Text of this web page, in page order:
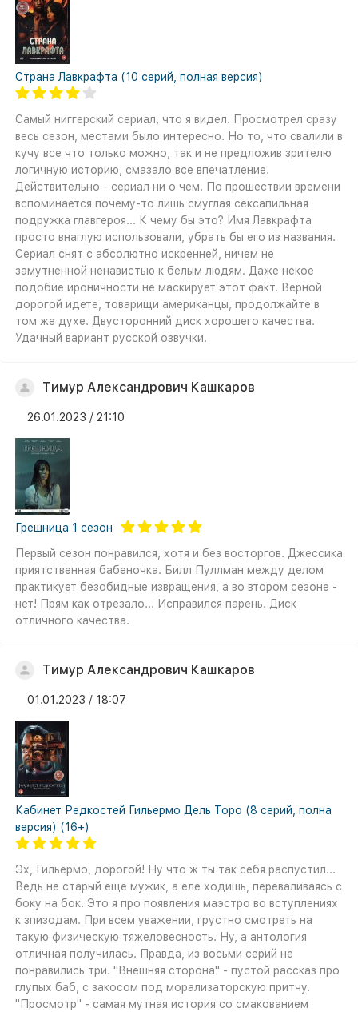
Страна Лавкрафта (10 серий, полная версия)
Самый ниггерский сериал, что я видел. Просмотрел сразу
весь сезон, местами было интересно. Но то, что свалили в
кучу все что только можно, так и не предложив зрителю
логичную историю, смазало все впечатление.
Действительно - сериал ни о чем. По прошествии времени
вспоминается почему-то лишь смуглая сексапильная
подружка главгероя... К чему бы это? Имя Лавкрафта
просто внаглую использовали, убрать бы его из названия.
Сериал снят с абсолютно искренней, ничем не
замутненной ненавистью к белым людям. Даже некое
подобие ироничности не маскирует этот факт. Верной
дорогой идете, товарищи американцы, продолжайте в
том же духе. Двусторонний диск хорошего качества.
Удачный вариант русской озвучки.
Тимур Александрович Кашкаров
26.01.2023 / 21:10
Грешница 1 сезон
Первый сезон понравился, хотя и без восторгов. Джессика
приятственная бабеночка. Билл Пуллман между делом
практикует безобидные извращения, а во втором сезоне -
нет! Прям как отрезало... Исправился парень. Диск
отличного качества.
Тимур Александрович Кашкаров
01.01.2023 / 18:07
Кабинет Редкостей Гильермо Дель Торо (8 серий, полна
версия) (16+)
Эх, Гильермо, дорогой! Ну что ж ты так себя распустил...
Ведь не старый еще мужик, а еле ходишь, переваливаясь с
боку на бок. Это я про появления маэстро во вступлениях
к зпизодам. При всем уважении, грустно смотреть на
такую физическую тяжеловесность. Ну, а антология
отличная получилась. Правда, из восьми серий не
понравились три. "Внешняя сторона" - пустой рассказ про
глупых баб, с закосом под морализаторскую притчу.
"Просмотр" - самая мутная история со смакованием